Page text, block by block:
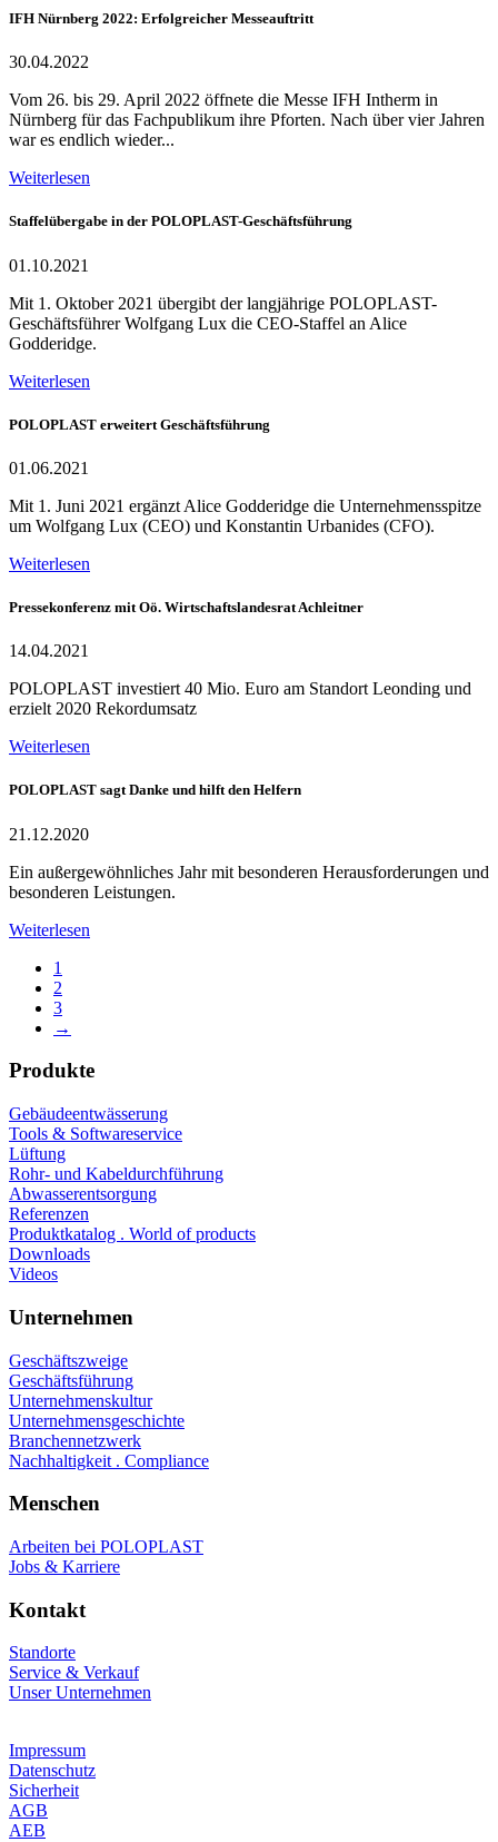
IFH Nürnberg 2022: Erfolgreicher Messeauftritt
30.04.2022
Vom 26. bis 29. April 2022 öffnete die Messe IFH Intherm in
Nürnberg für das Fachpublikum ihre Pforten. Nach über vier Jahren
war es endlich wieder...
Weiterlesen
Staffelübergabe in der POLOPLAST-Geschäftsführung
01.10.2021
Mit 1. Oktober 2021 übergibt der langjährige POLOPLAST-
Geschäftsführer Wolfgang Lux die CEO-Staffel an Alice
Godderidge.
Weiterlesen
POLOPLAST erweitert Geschäftsführung
01.06.2021
Mit 1. Juni 2021 ergänzt Alice Godderidge die Unternehmensspitze
um Wolfgang Lux (CEO) und Konstantin Urbanides (CFO).
Weiterlesen
Pressekonferenz mit Oö. Wirtschaftslandesrat Achleitner
14.04.2021
POLOPLAST investiert 40 Mio. Euro am Standort Leonding und
erzielt 2020 Rekordumsatz
Weiterlesen
POLOPLAST sagt Danke und hilft den Helfern
21.12.2020
Ein außergewöhnliches Jahr mit besonderen Herausforderungen und
besonderen Leistungen.
Weiterlesen
1
2
3
→
Produkte
Gebäudeentwässerung
Tools & Softwareservice
Lüftung
Rohr- und Kabeldurchführung
Abwasserentsorgung
Referenzen
Produktkatalog . World of products
Downloads
Videos
Unternehmen
Geschäftszweige
Geschäftsführung
Unternehmenskultur
Unternehmensgeschichte
Branchennetzwerk
Nachhaltigkeit . Compliance
Menschen
Arbeiten bei POLOPLAST
Jobs & Karriere
Kontakt
Standorte
Service & Verkauf
Unser Unternehmen
Impressum
Datenschutz
Sicherheit
AGB
AEB